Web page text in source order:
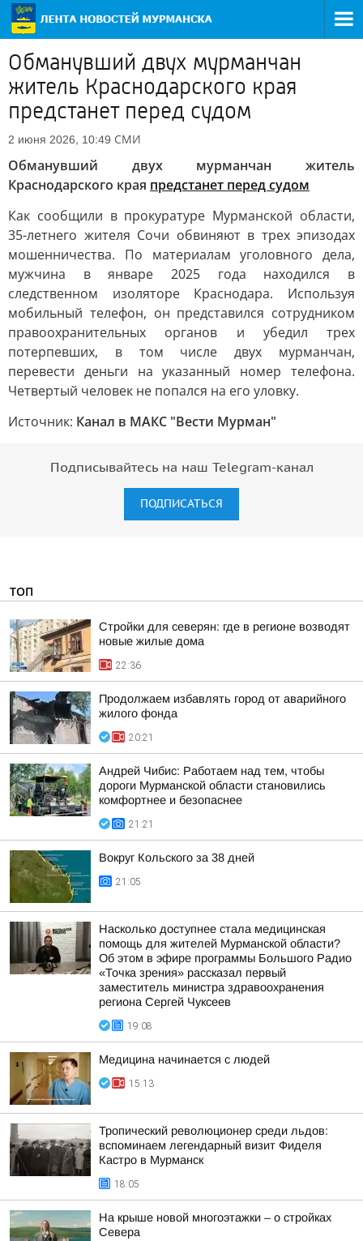
Обманувший двух мурманчан
житель Краснодарского края
предстанет перед судом
2 июня 2026, 10:49 СМИ
Обманувший двух мурманчан житель
Краснодарского края предстанет перед судом
Как сообщили в прокуратуре Мурманской области,
35-летнего жителя Сочи обвиняют в трех эпизодах
мошенничества. По материалам уголовного дела,
мужчина в январе 2025 года находился в
следственном изоляторе Краснодара. Используя
мобильный телефон, он представился сотрудником
правоохранительных органов и убедил трех
потерпевших, в том числе двух мурманчан,
перевести деньги на указанный номер телефона.
Четвертый человек не попался на его уловку.
Источник: Канал в МАКС "Вести Мурман"
Подписывайтесь на наш Telegram-канал
ПОДПИСАТЬСЯ
ТОП
Стройки для северян: где в регионе возводят
новые жилые дома
22:36
Продолжаем избавлять город от аварийного
жилого фонда
20:21
Андрей Чибис: Работаем над тем, чтобы
дороги Мурманской области становились
комфортнее и безопаснее
21:21
Вокруг Кольского за 38 дней
21:05
Насколько доступнее стала медицинская
помощь для жителей Мурманской области?
Об этом в эфире программы Большого Радио
«Точка зрения» рассказал первый
заместитель министра здравоохранения
региона Сергей Чуксеев
19:08
Медицина начинается с людей
15:13
Тропический революционер среди льдов:
вспоминаем легендарный визит Фиделя
Кастро в Мурманск
18:05
На крыше новой многоэтажки – о стройках
Севера